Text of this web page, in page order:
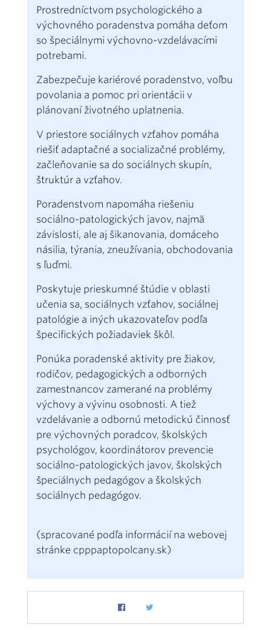
Prostredníctvom psychologického a
výchovného poradenstva pomáha deťom
so špeciálnymi výchovno-vzdelávacími
potrebami.
Zabezpečuje kariérové poradenstvo, voľbu
povolania a pomoc pri orientácii v
plánovaní životného uplatnenia.
V priestore sociálnych vzťahov pomáha
riešiť adaptačné a socializačné problémy,
začleňovanie sa do sociálnych skupín,
štruktúr a vzťahov.
Poradenstvom napomáha riešeniu
sociálno-patologických javov, najmä
závislosti, ale aj šikanovania, domáceho
násilia, týrania, zneužívania, obchodovania
s ľuďmi.
Poskytuje prieskumné štúdie v oblasti
učenia sa, sociálnych vzťahov, sociálnej
patológie a iných ukazovateľov podľa
špecifických požiadaviek škôl.
Ponúka poradenské aktivity pre žiakov,
rodičov, pedagogických a odborných
zamestnancov zamerané na problémy
výchovy a vývinu osobnosti. A tiež
vzdelávanie a odbornú metodickú činnosť
pre výchovných poradcov, školských
psychológov, koordinátorov prevencie
sociálno-patologických javov, školských
špeciálnych pedagógov a školských
sociálnych pedagógov.
(spracované podľa informácií na webovej
stránke cpppaptopolcany.sk)